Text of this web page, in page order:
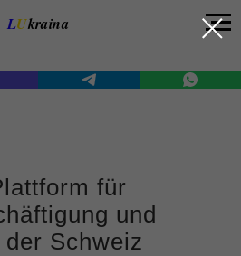
LUkraina
für
und
Schweiz